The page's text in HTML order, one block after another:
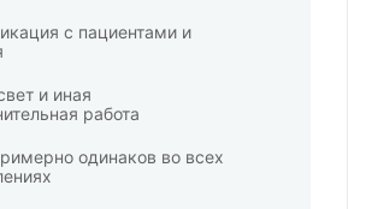
с пациентами и
и иная
работа
одинаков во всех